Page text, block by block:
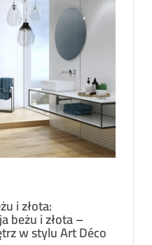
i złota:
beżu i złota –
w stylu Art Déco